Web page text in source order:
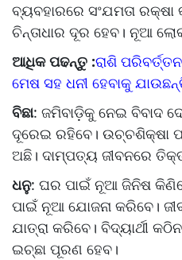
ବ୍ୟବହାରରେ ସଂଯମତା
ଚିନ୍ତାଧାର ଦୂର ହେବ। ନୂଆ
ଆଧିକ ପଢନ୍ତୁ :ରାଶି
ମେଷ ସହ ଧନୀ ହେବାକୁ
ବିଛା: ଜମିବାଡ଼ିକୁ ନେଇ ବିବାଦ
ଦୂରେଇ ରହିବେ। ଉଚ୍ଚଶିକ୍ଷା
ଅଛି। ଦାମ୍ପତ୍ୟ ଜୀବନରେ
ଧନୁ: ଘର ପାଇଁ ନୂଆ ଜିନିଷ
ପାଇଁ ନୂଆ ଯୋଜନା କରିବେ।
ଯାତ୍ରା କରିବେ। ବିଦ୍ୟାର୍ଥୀ
ଇଚ୍ଛା ପୂରଣ ହେବ।